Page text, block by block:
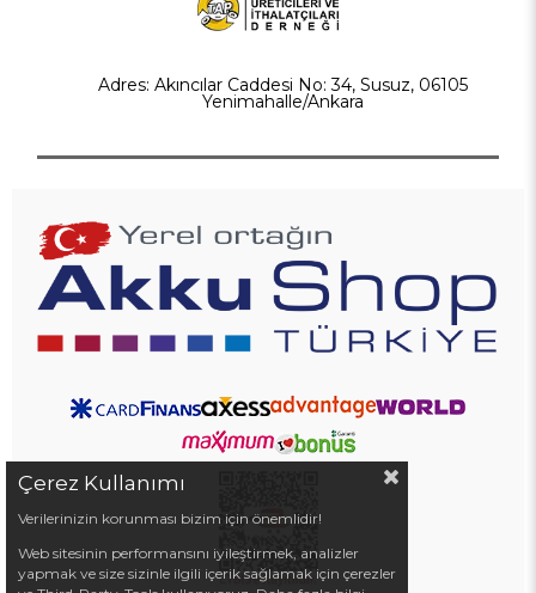
Adres: Akıncılar Caddesi No: 34, Susuz, 06105
Yenimahalle/Ankara
Çerez Kullanımı
Verilerinizin korunması bizim için önemlidir!
Web sitesinin performansını iyileştirmek, analizler
yapmak ve size sizinle ilgili içerik sağlamak için çerezler